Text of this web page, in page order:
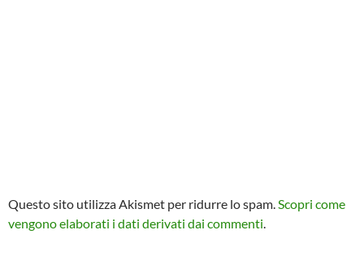
Questo sito utilizza Akismet per ridurre lo spam.Scopri come
vengono elaborati i dati derivati dai commenti.